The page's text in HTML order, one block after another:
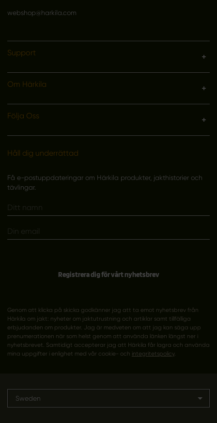
webshop@harkila.com
Support
Om Härkila
Följa Oss
Håll dig underrättad
Få e-postuppdateringar om Härkila produkter, jakthistorier och
tävlingar.
Registrera dig för vårt nyhetsbrev
Genom att klicka på skicka godkänner jag att ta emot nyhetsbrev från
Härkila om jakt: nyheter om jaktutrustning och artiklar samt tillfälliga
erbjudanden om produkter. Jag är medveten om att jag kan säga upp
prenumerationen när som helst genom att använda länken längst ner i
nyhetsbrevet. Samtidigt accepterar jag att Härkila får lagra och använda
mina uppgifter i enlighet med vår cookie- och integritetspolicy.
Sweden